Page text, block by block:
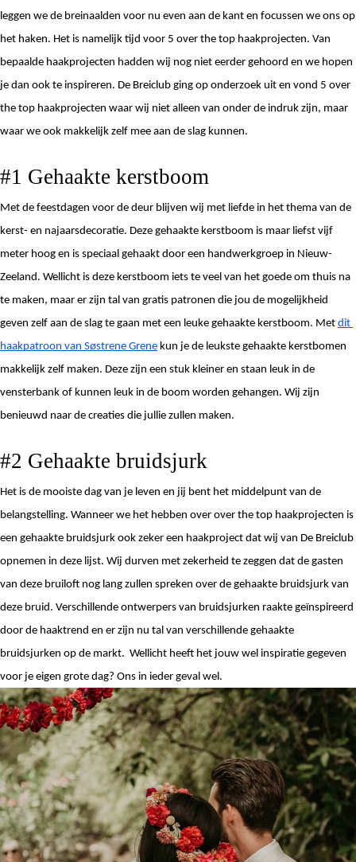
leggen we de breinaalden voor nu even aan de kant en focussen we ons op
het haken. Het is namelijk tijd voor 5 over the top haakprojecten. Van
bepaalde haakprojecten hadden wij nog niet eerder gehoord en we hopen
je dan ook te inspireren. De Breiclub ging op onderzoek uit en vond 5 over
the top haakprojecten waar wij niet alleen van onder de indruk zijn, maar
waar we ook makkelijk zelf mee aan de slag kunnen.
#1 Gehaakte kerstboom
Met de feestdagen voor de deur blijven wij met liefde in het thema van de
kerst- en najaarsdecoratie. Deze gehaakte kerstboom is maar liefst vijf
meter hoog en is speciaal gehaakt door een handwerkgroep in Nieuw-
Zeeland. Wellicht is deze kerstboom iets te veel van het goede om thuis na
te maken, maar er zijn tal van gratis patronen die jou de mogelijkheid
geven zelf aan de slag te gaan met een leuke gehaakte kerstboom. Met dit
haakpatroon van Søstrene Grene kun je de leukste gehaakte kerstbomen
makkelijk zelf maken. Deze zijn een stuk kleiner en staan leuk in de
vensterbank of kunnen leuk in de boom worden gehangen. Wij zijn
benieuwd naar de creaties die jullie zullen maken.
#2 Gehaakte bruidsjurk
Het is de mooiste dag van je leven en jij bent het middelpunt van de
belangstelling. Wanneer we het hebben over over the top haakprojecten is
een gehaakte bruidsjurk ook zeker een haakproject dat wij van De Breiclub
opnemen in deze lijst. Wij durven met zekerheid te zeggen dat de gasten
van deze bruiloft nog lang zullen spreken over de gehaakte bruidsjurk van
deze bruid. Verschillende ontwerpers van bruidsjurken raakte geïnspireerd
door de haaktrend en er zijn nu tal van verschillende gehaakte
bruidsjurken op de markt.  Wellicht heeft het jouw wel inspiratie gegeven
voor je eigen grote dag? Ons in ieder geval wel.